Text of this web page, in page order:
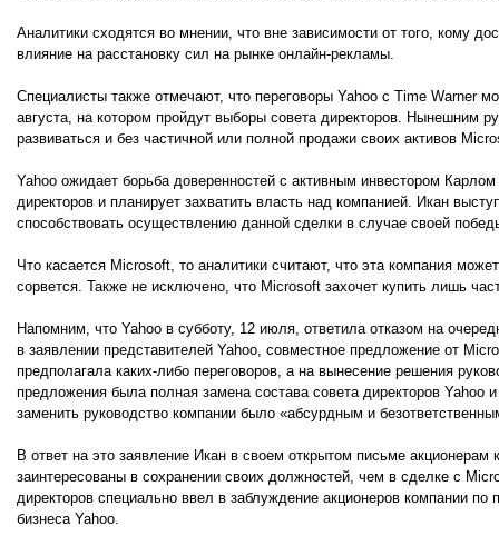
Аналитики сходятся во мнении, что вне зависимости от того, кому
влияние на расстановку сил на рынке онлайн-рекламы.
Специалисты также отмечают, что переговоры Yahoo с Time Warner
августа, на котором пройдут выборы совета директоров. Нынешним
развиваться и без частичной или полной продажи своих активов
Yahoo ожидает борьба доверенностей с активным инвестором
директоров и планирует захватить власть над компанией. Икан
способствовать осуществлению данной сделки в случае своей
Что касается Microsoft, то аналитики считают, что эта компания
сорвется. Также не исключено, что Microsoft захочет купить лишь
Напомним, что Yahoo в субботу, 12 июля, ответила отказом на
в заявлении представителей Yahoo, совместное предложение от
предполагала каких-либо переговоров, а на вынесение решения
предложения была полная замена состава совета директоров
заменить руководство компании было «абсурдным и
В ответ на это заявление Икан в своем открытом письме
заинтересованы в сохранении своих должностей, чем в сделке с
директоров специально ввел в заблуждение акционеров компании
бизнеса Yahoo.